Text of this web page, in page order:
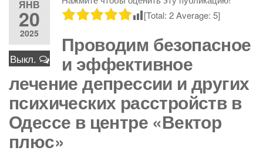
ЯНВ
20
2025
Выкл.
[Total: 2Average: 5]
Проводим безопасное
и эффективное
лечение депрессии и других
психических расстройств в
Одессе в центре «Вектор
плюс»